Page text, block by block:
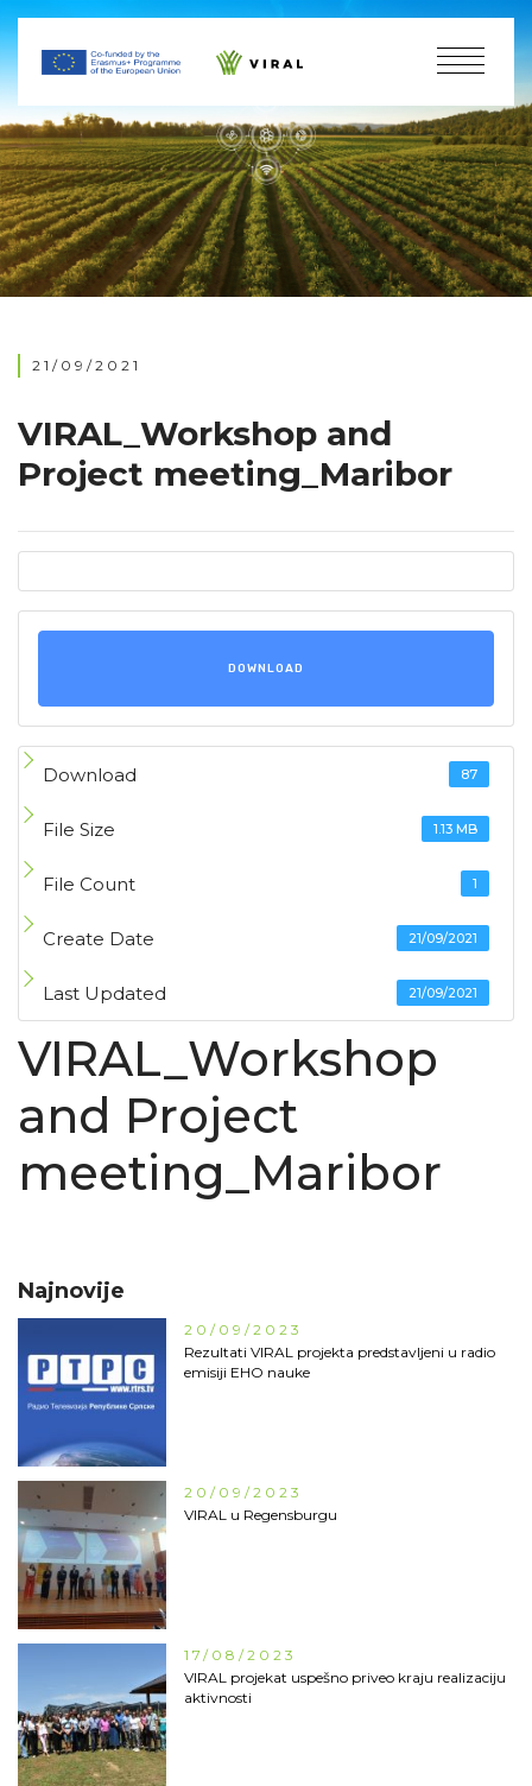
21/09/2021
VIRAL_Workshop and
Project meeting_Maribor
DOWNLOAD
Download 87
File Size 1.13 MB
File Count 1
Create Date 21/09/2021
Last Updated 21/09/2021
VIRAL_Workshop
and Project
meeting_Maribor
Najnovije
20/09/2023
Rezultati VIRAL projekta predstavljeni u radio
emisiji EHO nauke
20/09/2023
VIRAL u Regensburgu
17/08/2023
VIRAL projekat uspešno priveo kraju realizaciju
aktivnosti